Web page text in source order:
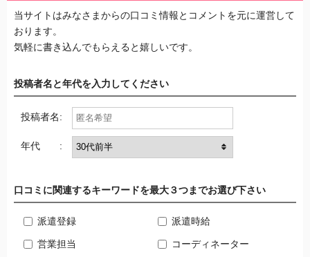
当サイトはみなさまからの口コミ情報とコメントを元に運営して
おります。
気軽に書き込んでもらえると嬉しいです。
投稿者名と年代を入力してください
投稿者名:
年代 :
口コミに関連するキーワードを最大３つまでお選び下さい
派遣登録 派遣時給
営業担当 コーディネーター